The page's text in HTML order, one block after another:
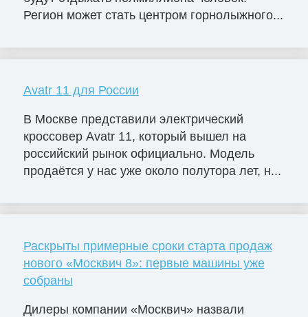
Регион может стать центром горнолыжного...
Avatr 11 для России
В Москве представили электрический
кроссовер Avatr 11, который вышел на
российский рынок официально. Модель
продаётся у нас уже около полутора лет, н...
Раскрыты примерные сроки старта продаж
нового «Москвич 8»: первые машины уже
собраны
Дилеры компании «Москвич» назвали